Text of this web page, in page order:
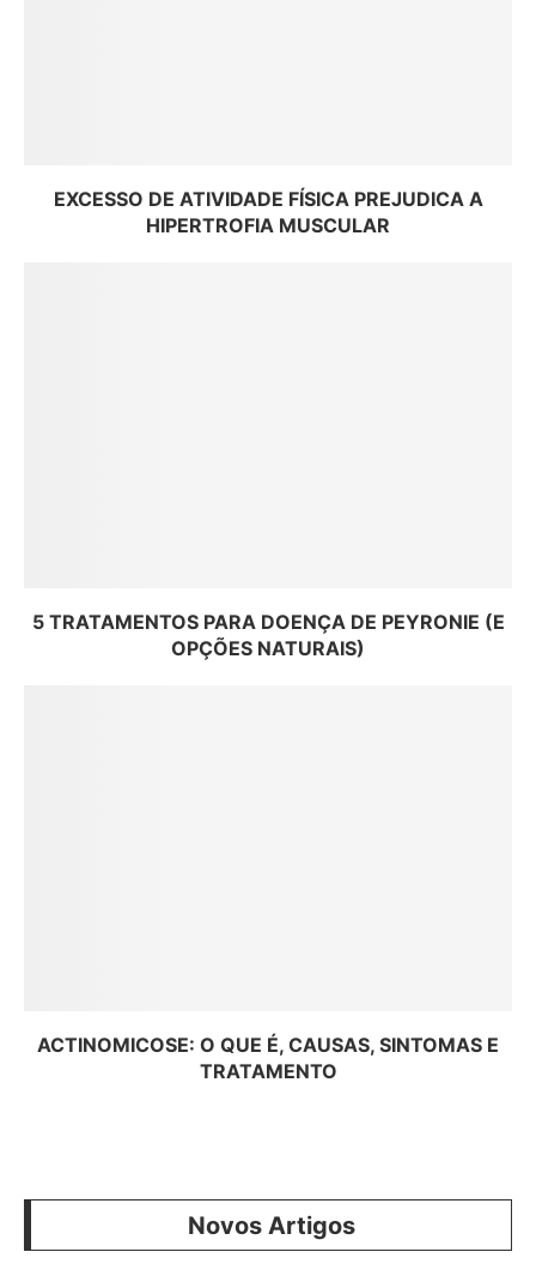
EXCESSO DE ATIVIDADE FÍSICA PREJUDICA A
HIPERTROFIA MUSCULAR
5 TRATAMENTOS PARA DOENÇA DE PEYRONIE (E
OPÇÕES NATURAIS)
ACTINOMICOSE: O QUE É, CAUSAS, SINTOMAS E
TRATAMENTO
Novos Artigos